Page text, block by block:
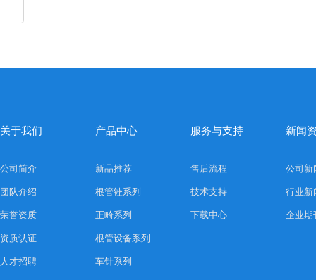
关于我们
公司简介
团队介绍
荣誉资质
资质认证
人才招聘
产品中心
新品推荐
根管锉系列
正畸系列
根管设备系列
车针系列
服务与支持
售后流程
技术支持
下载中心
新闻
公司新
行业新
企业期